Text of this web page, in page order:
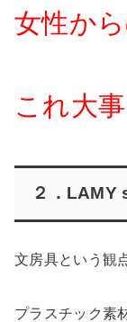
女性か
これ大事
２．LAMY
文房具という観
プラスチック素